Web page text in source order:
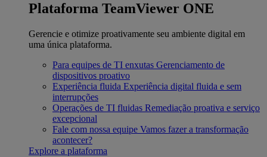
Plataforma TeamViewer ONE
Gerencie e otimize proativamente seu ambiente digital em
uma única plataforma.
Para equipes de TI enxutas Gerenciamento de
dispositivos proativo
Experiência fluida Experiência digital fluida e sem
interrupções
Operações de TI fluidas Remediação proativa e serviço
excepcional
Fale com nossa equipe Vamos fazer a transformação
acontecer?
Explore a plataforma